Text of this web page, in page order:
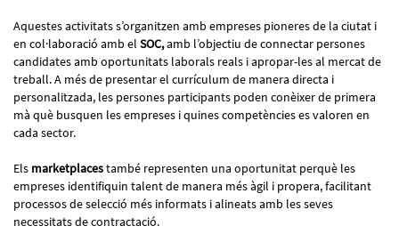
Aquestes activitats s’organitzen amb empreses pioneres de la ciutat i
en col·laboració amb el SOC,amb l’objectiu de connectar persones
candidates amb oportunitats laborals reals i apropar-les al mercat de
treball. A més de presentar el currículum de manera directa i
personalitzada, les persones participants poden conèixer de primera
mà què busquen les empreses i quines competències es valoren en
cada sector.
Els marketplacestambé representen una oportunitat perquè les
empreses identifiquin talent de manera més àgil i propera, facilitant
processos de selecció més informats i alineats amb les seves
necessitats de contractació.